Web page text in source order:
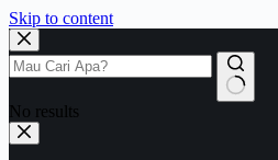
Skip to content
No results